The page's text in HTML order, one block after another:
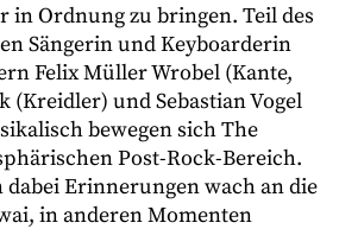
in Ordnung zu bringen. Teil des
Sängerin und Keyboarderin
Felix Müller Wrobel (Kante,
(Kreidler) und Sebastian Vogel
bewegen sich The
Post-Rock-Bereich.
Erinnerungen wach an die
in anderen Momenten